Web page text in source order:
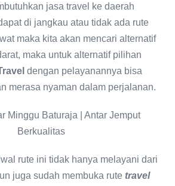
jasa travel ke daerah
di jangkau atau tidak ada rute
maka kita akan mencari alternatif
maka untuk alternatif pilihan
dengan pelayanannya bisa
merasa nyaman dalam perjalanan.
rute ini tidak hanya melayani dari
juga sudah membuka rute travel